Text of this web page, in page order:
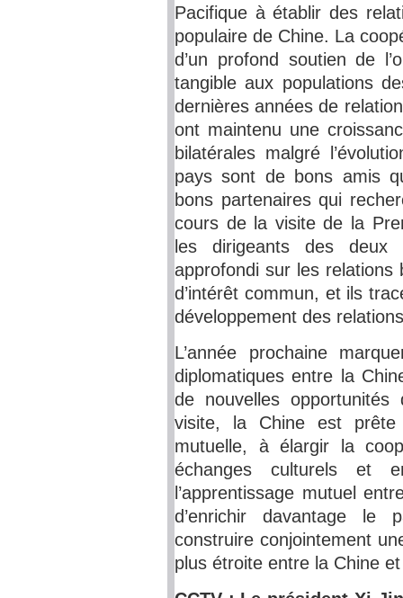
Pacifique à établir des
populaire de Chine. La
d’un profond soutien de
tangible aux populations
dernières années de
ont maintenu une
bilatérales malgré
pays sont de bons amis
bons partenaires qui
cours de la visite de la
les dirigeants des
approfondi sur les relations
d’intérêt commun, et ils
développement des
L’année prochaine
diplomatiques entre la
de nouvelles
visite, la Chine est prête
mutuelle, à élargir la
échanges culturels et
l’apprentissage mutuel
d’enrichir davantage le
construire conjointement
plus étroite entre la Chine